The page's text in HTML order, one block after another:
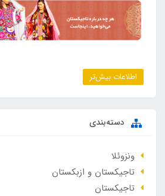
اطلاعات بیش‌تر
دسته‌بندی
ونزوئلا
تاجیکستان و ازبکستان
تاجیکستان